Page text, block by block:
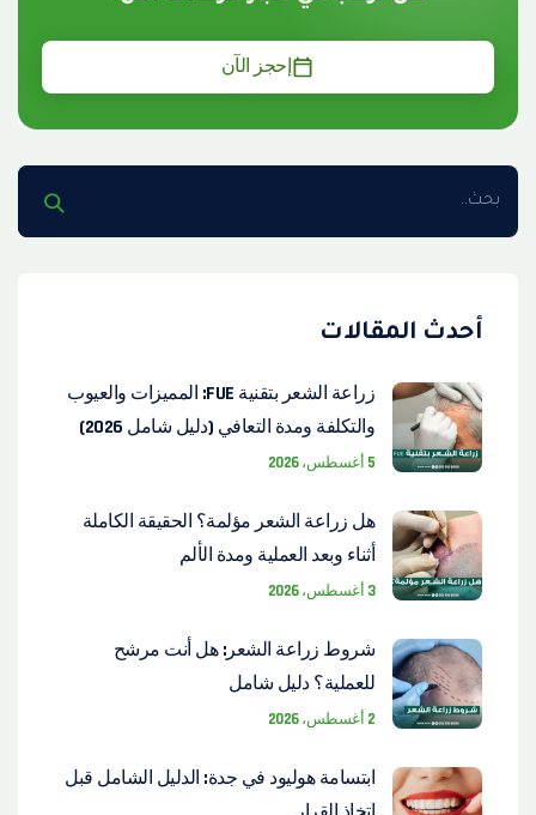
إحجز الآن
أحدث المقالات
زراعة الشعر بتقنية FUE: المميزات والعيوب
والتكلفة ومدة التعافي (دليل شامل 2026)
5 أغسطس، 2026
هل زراعة الشعر مؤلمة؟ الحقيقة الكاملة
أثناء وبعد العملية ومدة الألم
3 أغسطس، 2026
شروط زراعة الشعر: هل أنت مرشح
للعملية؟ دليل شامل
2 أغسطس، 2026
ابتسامة هوليود في جدة: الدليل الشامل قبل